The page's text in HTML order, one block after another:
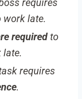
requires
work late.
requiredto
late.
requires
.